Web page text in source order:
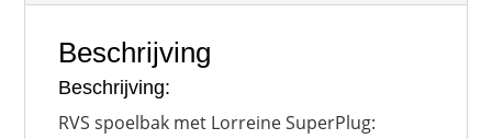
Beschrijving
Beschrijving:
RVS spoelbak met Lorreine SuperPlug: